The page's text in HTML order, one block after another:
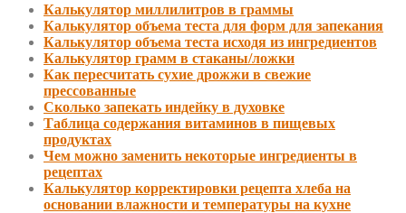
Калькулятор миллилитров в граммы
Калькулятор объема теста для форм для запекания
Калькулятор объема теста исходя из ингредиентов
Калькулятор грамм в стаканы/ложки
Как пересчитать сухие дрожжи в свежие
прессованные
Сколько запекать индейку в духовке
Таблица содержания витаминов в пищевых
продуктах
Чем можно заменить некоторые ингредиенты в
рецептах
Калькулятор корректировки рецепта хлеба на
основании влажности и температуры на кухне